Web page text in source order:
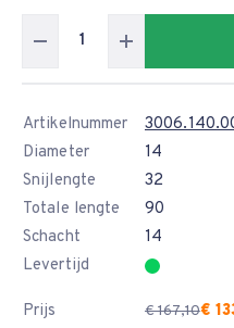
Artikelnummer
Diameter
14
Snijlengte
32
Totale lengte
90
Schacht
14
Levertijd
Prijs € 167,10€